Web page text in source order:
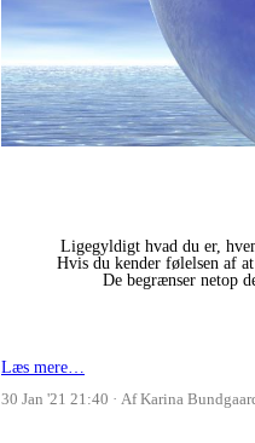
Ligegyldigt hvad du er,
Hvis du kender følelsen af
De begrænser netop
Læs mere…
30 Jan '21 21:40
Af Karina